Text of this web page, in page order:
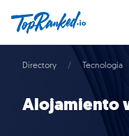
Directory Tecnología
Alojamiento